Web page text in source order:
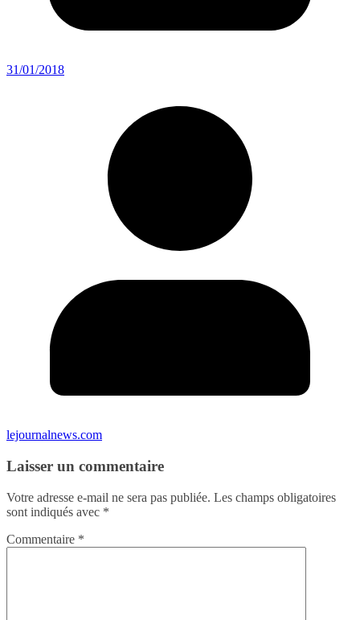
31/01/2018
lejournalnews.com
Laisser un commentaire
Votre adresse e-mail ne sera pas publiée. Les champs obligatoires
sont indiqués avec *
Commentaire *